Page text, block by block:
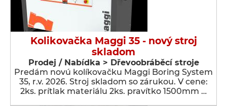
Kolikovačka Maggi 35 - nový stroj
skladom
Prodej / Nabídka > Dřevoobráběcí stroje
Predám novú kolíkovačku Maggi Boring System
35, r.v. 2026. Stroj skladom so zárukou. V cene:
2ks. prítlak materiálu 2ks. pravítko 1500mm …